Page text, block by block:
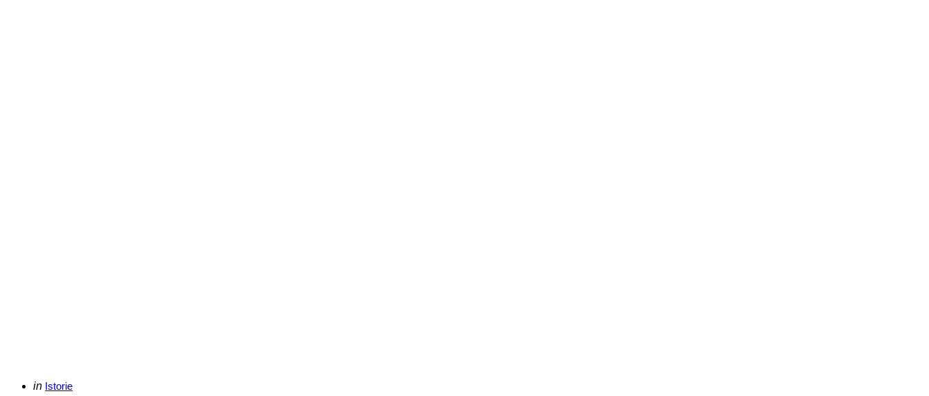
Categories
Posted
in Istorie